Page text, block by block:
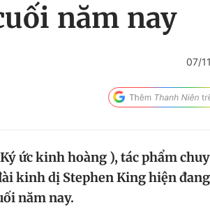
năm nay
07/
ức kinh hoàng ), tác phẩm
kinh dị Stephen King hiện
năm nay.